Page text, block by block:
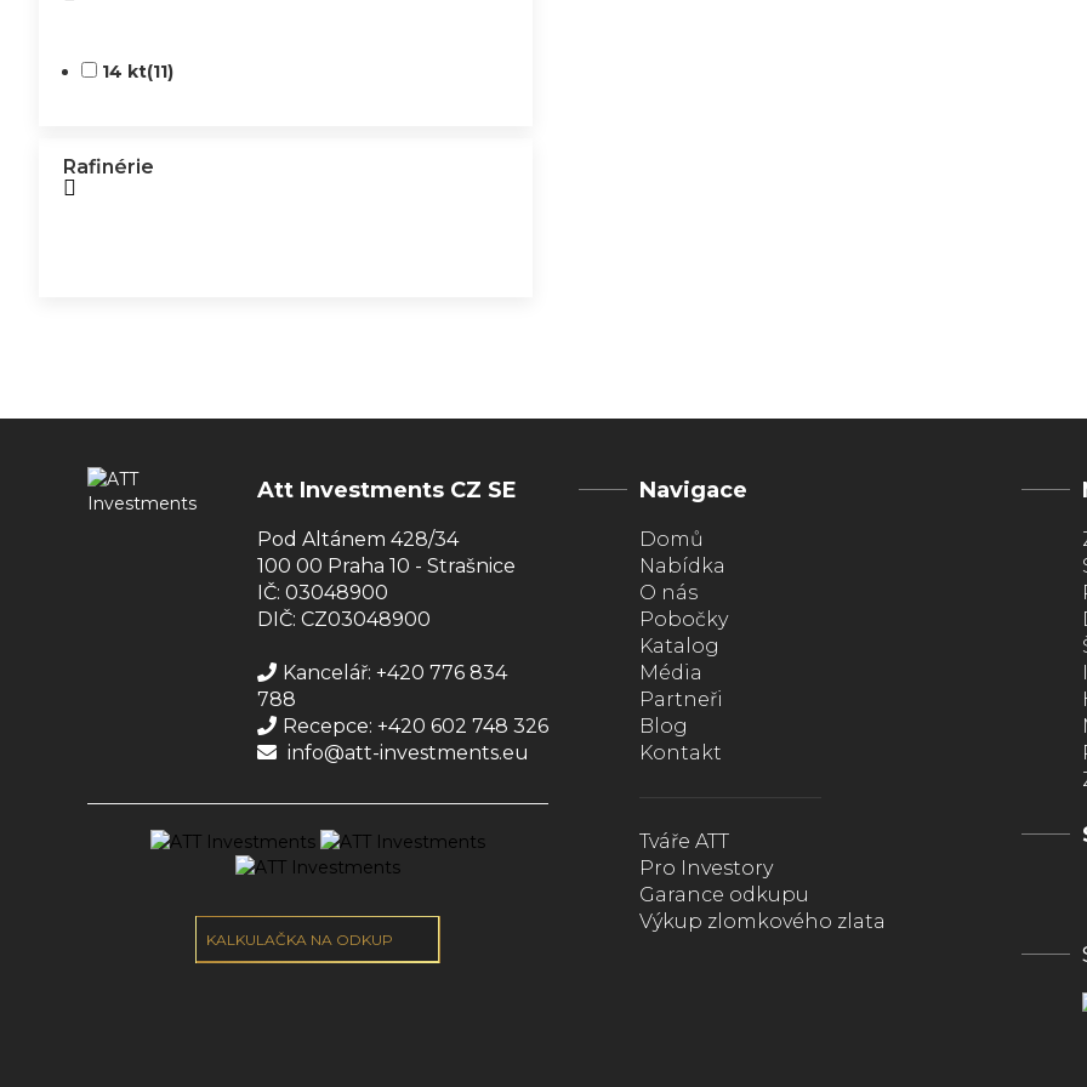
14 kt(11)
Rafinérie
Att Investments CZ SE
Pod Altánem 428/34
100 00 Praha 10 - Strašnice
IČ: 03048900
DIČ: CZ03048900
Kancelář: +420 776 834
788
Recepce: +420 602 748 326
info@att-investments.eu
KALKULAČKA NA ODKUP
Navigace
Domů
Nabídka
O nás
Pobočky
Katalog
Média
Partneři
Blog
Kontakt
Tváře ATT
Pro Investory
Garance odkupu
Výkup zlomkového zlata